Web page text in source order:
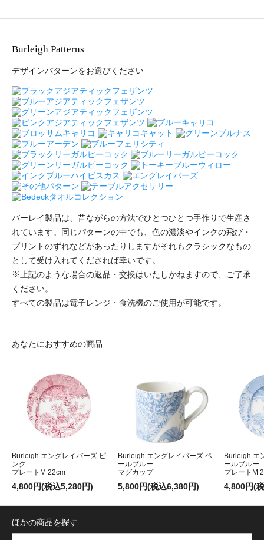
Burleigh Patterns
デザインパターンをお選びください
バーレイ製品は、昔ながらの方法でひとつひとつ手作りで生産さ
れています。同じパターンの中でも、色の濃淡やインクの飛び・
プリントのずれなどがあったりしますがそれもクラシックなもの
として受け入れてくだされば幸いです。
※上記のような場合の返品・交換はいたしかねますので、ご了承
ください。
すべての製品は電子レンジ・食洗機のご使用が可能です。
あなたにおすすめの商品
Burleigh エングレイバーズ ピ
ンク
プレートM 22cm
4,800円(税込5,280円)
Burleigh エングレイバーズ ペ
ールブルー
マグカップ
5,800円(税込6,380円)
Burleigh エ
ールブルー
プレートM
4,800円(
ほかの商品を探す